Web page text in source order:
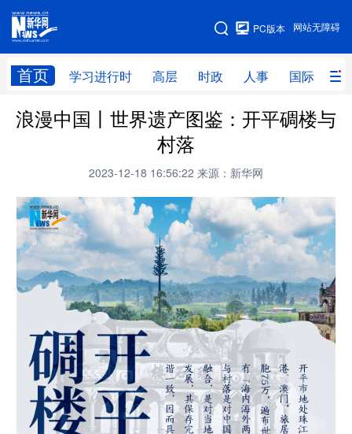
网站无障碍
PC版本
首页 学习进行时 高层 时政 人事 国际 财
网站地图
学习进行时 高层 时政 人事
科技 科创 量子
文化 书画 健康 军事
访谈 视频 图片 政务
中央文件 金融 汽车
食品 人居 信息化 数字经济
学术中国 乡村振兴 银龄 溯源中国
城市 旅游 能源 会展
浪漫中国丨世界遗产图鉴：开平碉楼与
村落
2023-12-18 16:56:22 来源：新华网